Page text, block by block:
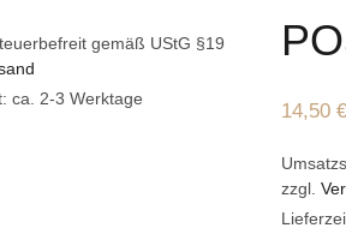
gemäß UStG §19
ca. 2-3 Werktage
14,50 €
zzgl.